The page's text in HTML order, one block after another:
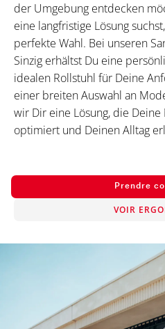
der Umgebung entdecken
eine langfristige Lösung
perfekte Wahl. Bei unseren
Sinzig erhältst Du eine
idealen Rollstuhl für Deine
einer breiten Auswahl an
wir Dir eine Lösung, die
optimiert und Deinen Alltag
Prendre
VOIR